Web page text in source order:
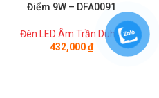
Điểm 9W – DFA0091
Đèn LED Âm Trần Duhal
432,000₫